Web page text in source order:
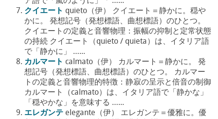
クイエート quieto（伊） クイエート＝静かに。穏や
かに。 発想記号（発想標語、曲想標語）のひとつ。
クイエートの定義と音響物理：振幅の抑制と定常状態
の持続 クイエート（quieto / quieta）は、イタリア語
で「静かに」 …...
カルマート calmato（伊） カルマート＝静かに。 発
想記号（発想標語、曲想標語）のひとつ。 カルマー
トの定義と音響物理的特徴：静寂の呈示と倍音の制御
カルマート（calmato）は、イタリア語で「静かな」
「穏やかな」を意味する …...
エレガンテ elegante（伊） エレガンテ＝優雅に。優